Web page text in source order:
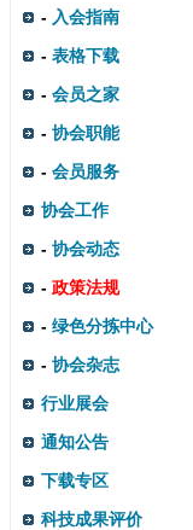
- 入会指南
- 表格下载
- 会员之家
- 协会职能
- 会员服务
协会工作
- 协会动态
- 政策法规
- 绿色分拣中心
- 协会杂志
行业展会
通知公告
下载专区
科技成果评价